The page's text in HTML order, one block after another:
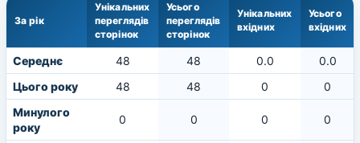
За рік
Унікальних
переглядів
сторінок
Усього
переглядів
сторінок
Унікальних
вхідних
Усього
вхідних
Середнє 48 48 0.0
0.0
Цього року
48 48 0
0
Минулого
року
0 0 0 0